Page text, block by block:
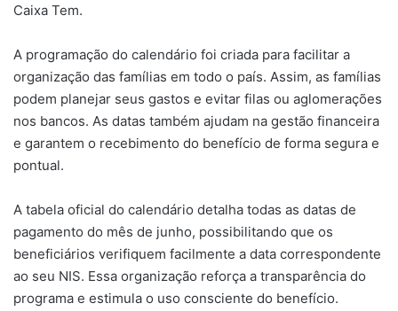
Caixa Tem.
A programação do calendário foi criada para facilitar a
organização das famílias em todo o país. Assim, as famílias
podem planejar seus gastos e evitar filas ou aglomerações
nos bancos. As datas também ajudam na gestão financeira
e garantem o recebimento do benefício de forma segura e
pontual.
A tabela oficial do calendário detalha todas as datas de
pagamento do mês de junho, possibilitando que os
beneficiários verifiquem facilmente a data correspondente
ao seu NIS. Essa organização reforça a transparência do
programa e estimula o uso consciente do benefício.